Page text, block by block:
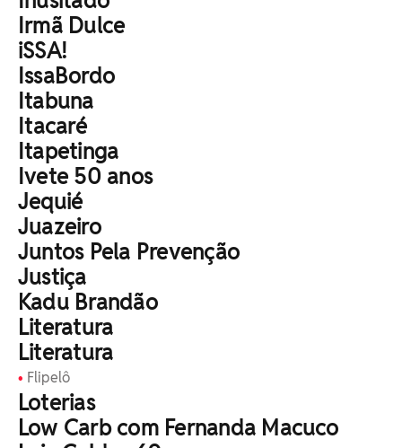
Irmã Dulce
iSSA!
IssaBordo
Itabuna
⁠Itacaré
Itapetinga
Ivete 50 anos
Jequié
Juazeiro
Juntos Pela Prevenção
Justiça
Kadu Brandão
Literatura
Literatura
Flipelô
Loterias
Low Carb com Fernanda Macuco